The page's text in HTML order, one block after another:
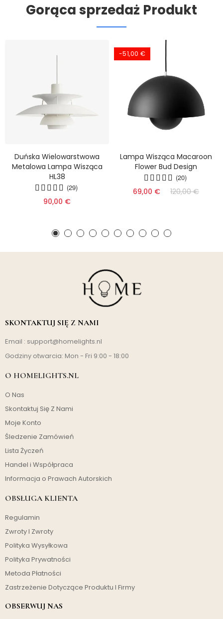
Gorąca sprzedaż Produkt
Duńska Wielowarstwowa
Metalowa Lampa Wisząca
HL38
(29)
90,00 €
-51,00 €
Lampa Wisząca Macaroon
Flower Bud Design
(20)
69,00 € 120,00 €
SKONTAKTUJ SIĘ Z NAMI
Email : support@homelights.nl
Godziny otwarcia: Mon - Fri 9:00 - 18:00
O HOMELIGHTS.NL
O Nas
Skontaktuj Się Z Nami
Moje Konto
Śledzenie Zamówień
Lista Życzeń
Handel i Współpraca
Informacja o Prawach Autorskich
OBSŁUGA KLIENTA
Regulamin
Zwroty I Zwroty
Polityka Wysyłkowa
Polityka Prywatności
Metoda Płatności
Zastrzeżenie Dotyczące Produktu I Firmy
OBSERWUJ NAS